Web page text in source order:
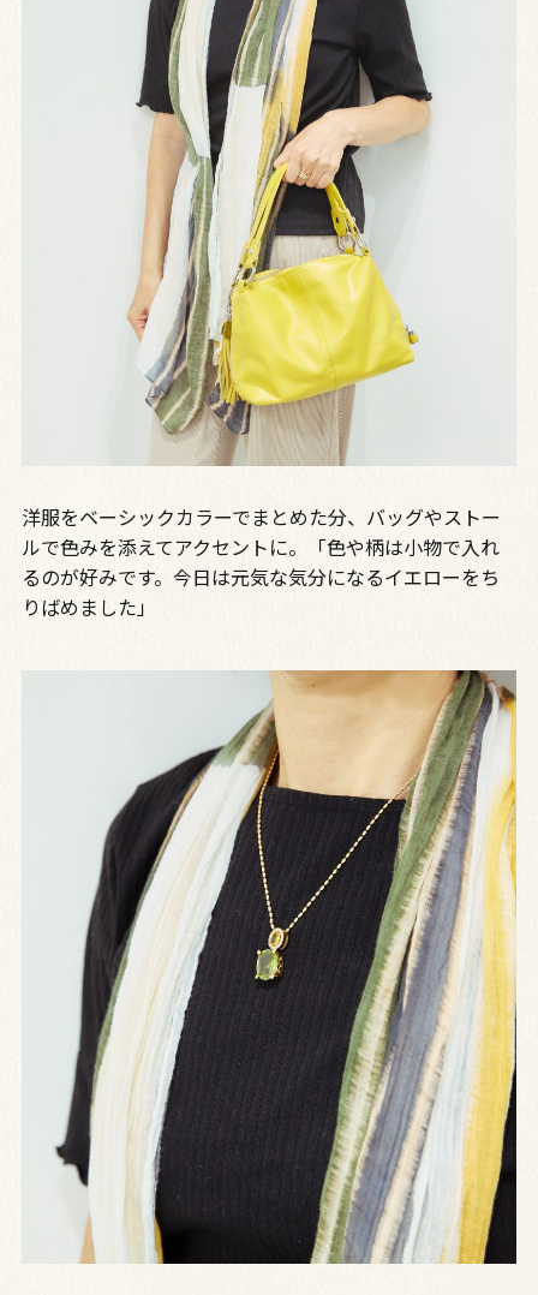
洋服をベーシックカラーでまとめた分、バッグやストー
ルで色みを添えてアクセントに。「色や柄は小物で入れ
るのが好みです。今日は元気な気分になるイエローをち
りばめました」